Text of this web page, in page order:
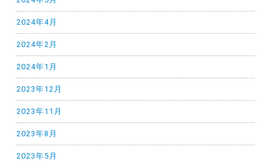
2024年4月
2024年2月
2024年1月
2023年12月
2023年11月
2023年8月
2023年5月